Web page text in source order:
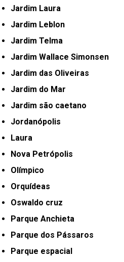
Jardim Laura
Jardim Leblon
Jardim Telma
Jardim Wallace Simonsen
Jardim das Oliveiras
Jardim do Mar
Jardim são caetano
Jordanópolis
Laura
Nova Petrópolis
Olímpico
Orquídeas
Oswaldo cruz
Parque Anchieta
Parque dos Pássaros
Parque espacial